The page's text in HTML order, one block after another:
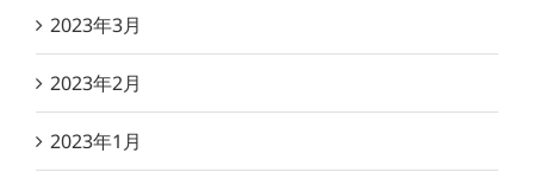
2023年3月
2023年2月
2023年1月